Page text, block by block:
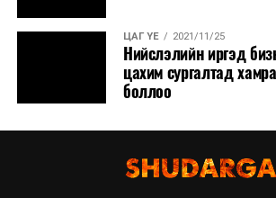
ЦАГ ҮЕ 2021/11/25
Нийслэлийн иргэд
цахим сургалтад
боллоо